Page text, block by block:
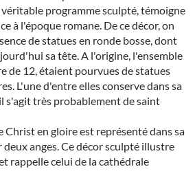
véritable programme sculpté, témoigne
à l'époque romane. De ce décor, on
de statues en ronde bosse, dont
sa tête. A l'origine, l'ensemble
de 12, étaient pourvues de statues
L'une d'entre elles conserve dans sa
s'agit très probablement de saint
Christ en gloire est représenté dans sa
anges. Ce décor sculpté illustre
rappelle celui de la cathédrale